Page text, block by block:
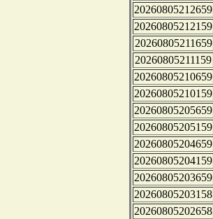
20260805212659
20260805212159
20260805211659
20260805211159
20260805210659
20260805210159
20260805205659
20260805205159
20260805204659
20260805204159
20260805203659
20260805203158
20260805202658